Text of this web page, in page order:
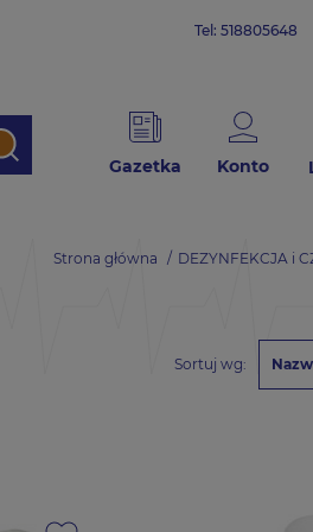
Tel: 518805648
Gazetka Konto
Strona główna DEZYNFEKCJA i
Sortuj wg: